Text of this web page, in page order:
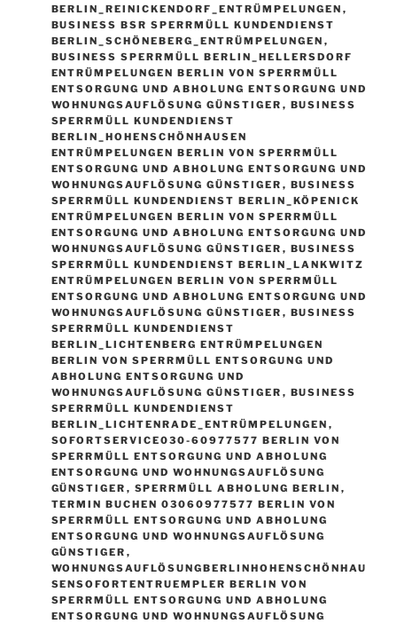
BERLIN_REINICKENDORF_ENTRÜMPELUNGEN ,
BUSINESS BSR SPERRMÜLL KUNDENDIENST
BERLIN_SCHÖNEBERG_ENTRÜMPELUNGEN ,
BUSINESS SPERRMÜLL BERLIN_HELLERSDORF
ENTRÜMPELUNGEN BERLIN VON SPERRMÜLL
ENTSORGUNG UND ABHOLUNG ENTSORGUNG UND
WOHNUNGSAUFLÖSUNG GÜNSTIGER , BUSINESS
SPERRMÜLL KUNDENDIENST
BERLIN_HOHENSCHÖNHAUSEN
ENTRÜMPELUNGEN BERLIN VON SPERRMÜLL
ENTSORGUNG UND ABHOLUNG ENTSORGUNG UND
WOHNUNGSAUFLÖSUNG GÜNSTIGER , BUSINESS
SPERRMÜLL KUNDENDIENST BERLIN_KÖPENICK
ENTRÜMPELUNGEN BERLIN VON SPERRMÜLL
ENTSORGUNG UND ABHOLUNG ENTSORGUNG UND
WOHNUNGSAUFLÖSUNG GÜNSTIGER , BUSINESS
SPERRMÜLL KUNDENDIENST BERLIN_LANKWITZ
ENTRÜMPELUNGEN BERLIN VON SPERRMÜLL
ENTSORGUNG UND ABHOLUNG ENTSORGUNG UND
WOHNUNGSAUFLÖSUNG GÜNSTIGER , BUSINESS
SPERRMÜLL KUNDENDIENST
BERLIN_LICHTENBERG ENTRÜMPELUNGEN
BERLIN VON SPERRMÜLL ENTSORGUNG UND
ABHOLUNG ENTSORGUNG UND
WOHNUNGSAUFLÖSUNG GÜNSTIGER , BUSINESS
SPERRMÜLL KUNDENDIENST
BERLIN_LICHTENRADE_ENTRÜMPELUNGEN ,
SOFORTSERVICE030-60977577 BERLIN VON
SPERRMÜLL ENTSORGUNG UND ABHOLUNG
ENTSORGUNG UND WOHNUNGSAUFLÖSUNG
GÜNSTIGER , SPERRMÜLL ABHOLUNG BERLIN ,
TERMIN BUCHEN 03060977577 BERLIN VON
SPERRMÜLL ENTSORGUNG UND ABHOLUNG
ENTSORGUNG UND WOHNUNGSAUFLÖSUNG
GÜNSTIGER ,
WOHNUNGSAUFLÖSUNGBERLINHOHENSCHÖNHAU
SENSOFORTENTRUEMPLER BERLIN VON
SPERRMÜLL ENTSORGUNG UND ABHOLUNG
ENTSORGUNG UND WOHNUNGSAUFLÖSUNG